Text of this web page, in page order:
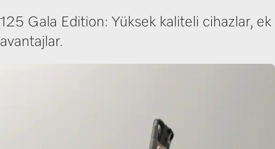
125 Gala Edition: Yüksek kaliteli cihazlar, ek
avantajlar.